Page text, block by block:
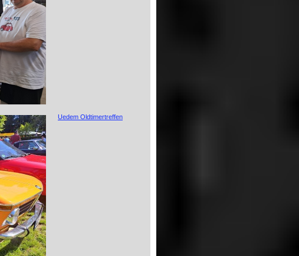
Uedem Oldtimertreffen